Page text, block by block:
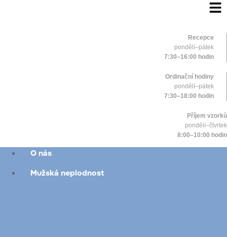
Recepce
pondělí–pátek
7:30–16:00 hodin
Ordinační hodiny
pondělí–pátek
7:30–18:00 hodin
Příjem vzorků
pondělí–čtvrtek
8:00–10:00 hodin
O nás
Mužská neplodnost